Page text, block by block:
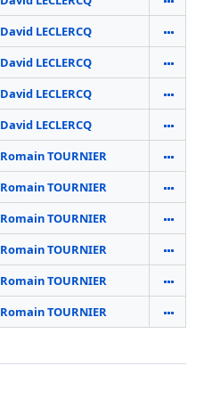
David LECLERCQ
David LECLERCQ
David LECLERCQ
David LECLERCQ
Romain TOURNIER
Romain TOURNIER
Romain TOURNIER
Romain TOURNIER
Romain TOURNIER
Romain TOURNIER